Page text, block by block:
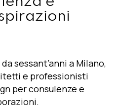
sessant’anni a Milano,
e professionisti
per consulenze e